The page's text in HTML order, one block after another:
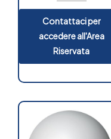
Contattaci per
accedere all'Area
Riservata